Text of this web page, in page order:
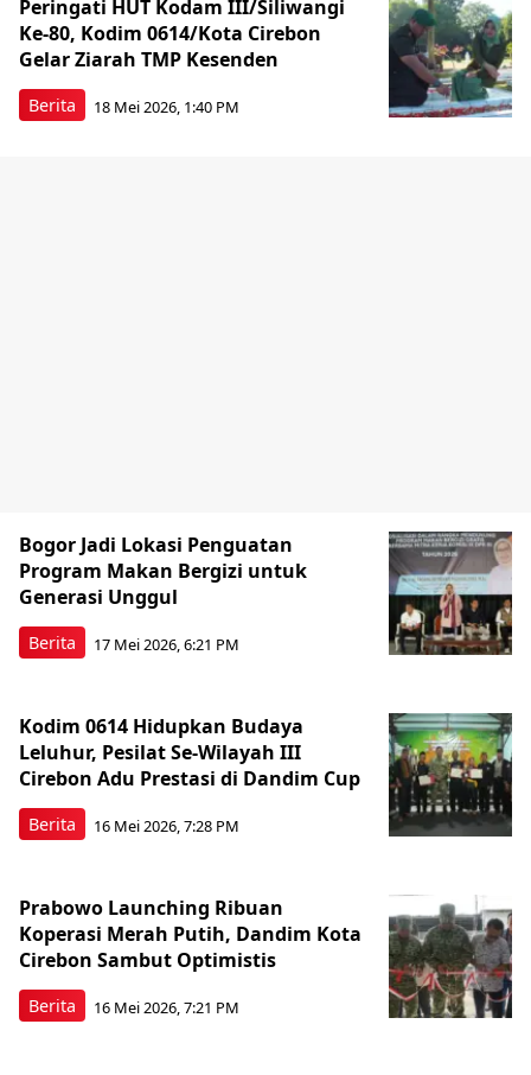
Berita
Peringati HUT Kodam III/Siliwangi
Ke-80, Kodim 0614/Kota Cirebon
Gelar Ziarah TMP Kesenden
18 Mei 2026, 1:40 PM
Berita
Bogor Jadi Lokasi Penguatan
Program Makan Bergizi untuk
Generasi Unggul
17 Mei 2026, 6:21 PM
Berita
Kodim 0614 Hidupkan Budaya
Leluhur, Pesilat Se-Wilayah III
Cirebon Adu Prestasi di Dandim Cup
16 Mei 2026, 7:28 PM
Berita
Prabowo Launching Ribuan
Koperasi Merah Putih, Dandim Kota
Cirebon Sambut Optimistis
16 Mei 2026, 7:21 PM